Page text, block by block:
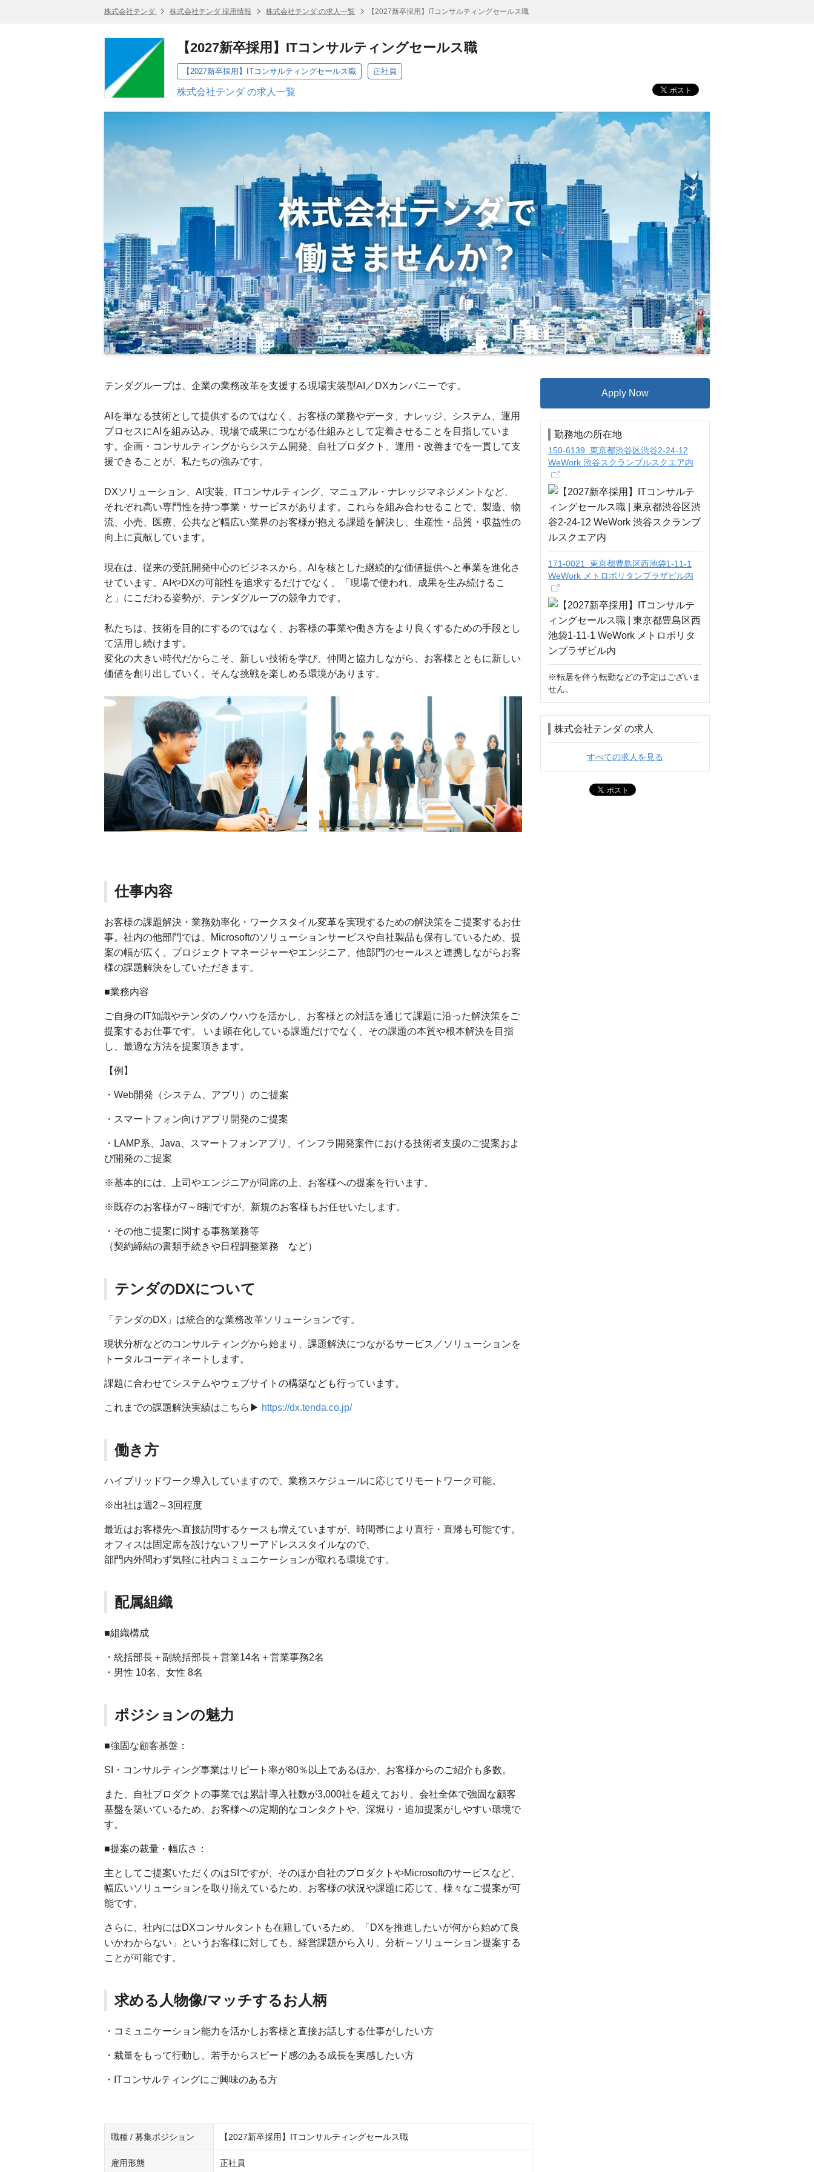
株式会社テンダ 株式会社テンダ 採用情報 株式会社テンダ の求人一覧 【2027新卒採用】ITコンサルティングセールス職
【2027新卒採用】ITコンサルティングセールス職
【2027新卒採用】ITコンサルティングセールス職 正社員
株式会社テンダ の求人一覧
テンダグループは、企業の業務改革を支援する現場実装型AI／DXカンパニーです。
AIを単なる技術として提供するのではなく、お客様の業務やデータ、ナレッジ、システム、運用
プロセスにAIを組み込み、現場で成果につながる仕組みとして定着させることを目指していま
す。企画・コンサルティングからシステム開発、自社プロダクト、運用・改善までを一貫して支
援できることが、私たちの強みです。
DXソリューション、AI実装、ITコンサルティング、マニュアル・ナレッジマネジメントなど、
それぞれ高い専門性を持つ事業・サービスがあります。これらを組み合わせることで、製造、物
流、小売、医療、公共など幅広い業界のお客様が抱える課題を解決し、生産性・品質・収益性の
向上に貢献しています。
現在は、従来の受託開発中心のビジネスから、AIを核とした継続的な価値提供へと事業を進化さ
せています。AIやDXの可能性を追求するだけでなく、「現場で使われ、成果を生み続けるこ
と」にこだわる姿勢が、テンダグループの競争力です。
私たちは、技術を目的にするのではなく、お客様の事業や働き方をより良くするための手段とし
て活用し続けます。
変化の大きい時代だからこそ、新しい技術を学び、仲間と協力しながら、お客様とともに新しい
価値を創り出していく。そんな挑戦を楽しめる環境があります。
仕事内容
お客様の課題解決・業務効率化・ワークスタイル変革を実現するための解決策をご提案するお仕
事。社内の他部門では、Microsoftのソリューションサービスや自社製品も保有しているため、提
案の幅が広く、プロジェクトマネージャーやエンジニア、他部門のセールスと連携しながらお客
様の課題解決をしていただきます。
■業務内容
ご自身のIT知識やテンダのノウハウを活かし、お客様との対話を通じて課題に沿った解決策をご
提案するお仕事です。 いま顕在化している課題だけでなく、その課題の本質や根本解決を目指
し、最適な方法を提案頂きます。
【例】
・Web開発（システム、アプリ）のご提案
・スマートフォン向けアプリ開発のご提案
・LAMP系、Java、スマートフォンアプリ、インフラ開発案件における技術者支援のご提案およ
び開発のご提案
※基本的には、上司やエンジニアが同席の上、お客様への提案を行います。
※既存のお客様が7～8割ですが、新規のお客様もお任せいたします。
・その他ご提案に関する事務業務等
（契約締結の書類手続きや日程調整業務 など）
テンダのDXについて
「テンダのDX」は統合的な業務改革ソリューションです。
現状分析などのコンサルティングから始まり、課題解決につながるサービス／ソリューションを
トータルコーディネートします。
課題に合わせてシステムやウェブサイトの構築なども行っています。
これまでの課題解決実績はこちら▶ https://dx.tenda.co.jp/
働き方
ハイブリッドワーク導入していますので、業務スケジュールに応じてリモートワーク可能。
※出社は週2～3回程度
最近はお客様先へ直接訪問するケースも増えていますが、時間帯により直行・直帰も可能です。
オフィスは固定席を設けないフリーアドレススタイルなので、
部門内外問わず気軽に社内コミュニケーションが取れる環境です。
配属組織
■組織構成
・統括部長＋副統括部長＋営業14名＋営業事務2名
・男性 10名、女性 8名
ポジションの魅力
■強固な顧客基盤：
SI・コンサルティング事業はリピート率が80％以上であるほか、お客様からのご紹介も多数。
また、自社プロダクトの事業では累計導入社数が3,000社を超えており、会社全体で強固な顧客
基盤を築いているため、お客様への定期的なコンタクトや、深堀り・追加提案がしやすい環境で
す。
■提案の裁量・幅広さ：
主としてご提案いただくのはSIですが、そのほか自社のプロダクトやMicrosoftのサービスなど、
幅広いソリューションを取り揃えているため、お客様の状況や課題に応じて、様々なご提案が可
能です。
さらに、社内にはDXコンサルタントも在籍しているため、「DXを推進したいが何から始めて良
いかわからない」というお客様に対しても、経営課題から入り、分析～ソリューション提案する
ことが可能です。
求める人物像/マッチするお人柄
・コミュニケーション能力を活かしお客様と直接お話しする仕事がしたい方
・裁量をもって行動し、若手からスピード感のある成長を実感したい方
・ITコンサルティングにご興味のある方
職種 / 募集ポジション 【2027新卒採用】ITコンサルティングセールス職
雇用形態 正社員
Apply Now
勤務地の所在地
150-6139 東京都渋谷区渋谷2-24-12
WeWork 渋谷スクランブルスクエア内
171-0021 東京都豊島区西池袋1-11-1
WeWork メトロポリタンプラザビル内
※転居を伴う転勤などの予定はございま
せん。
株式会社テンダ の求人
すべての求人を見る